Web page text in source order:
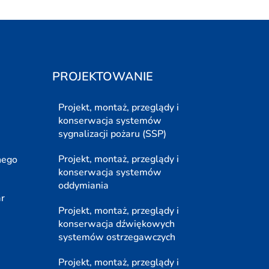
PROJEKTOWANIE
Projekt, montaż, przeglądy i
konserwacja systemów
sygnalizacji pożaru (SSP)
Projekt, montaż, przeglądy i
konserwacja systemów
oddymiania
Projekt, montaż, przeglądy i
konserwacja dźwiękowych
systemów ostrzegawczych
Projekt, montaż, przeglądy i